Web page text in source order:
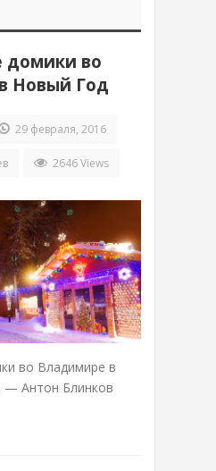
домики во
Новый Год
29 февраля, 2016
2646 Views
во Владимире в
— Антон Блинков